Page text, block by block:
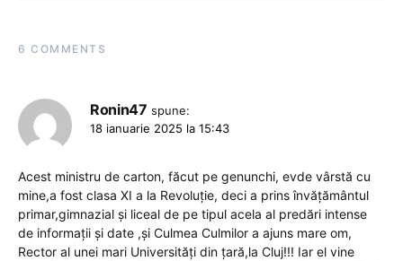
6 COMMENTS
Ronin47 spune:
18 ianuarie 2025 la 15:43
Acest ministru de carton, făcut pe genunchi, evde vârstă cu
mine,a fost clasa XI a la Revoluție, deci a prins învățământul
primar,gimnazial și liceal de pe tipul acela al predări intense
de informații și date ,și Culmea Culmilor a ajuns mare om,
Rector al unei mari Universități din țară,la Cluj!!! Iar el vine